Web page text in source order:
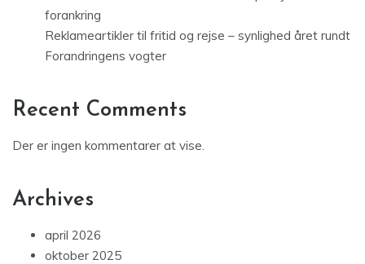
forankring
Reklameartikler til fritid og rejse – synlighed året rundt
Forandringens vogter
Recent Comments
Der er ingen kommentarer at vise.
Archives
april 2026
oktober 2025